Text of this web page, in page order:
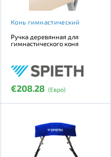
Конь гимнастический
Ручка деревянная для
гимнастического коня
€208.28 (Евро)